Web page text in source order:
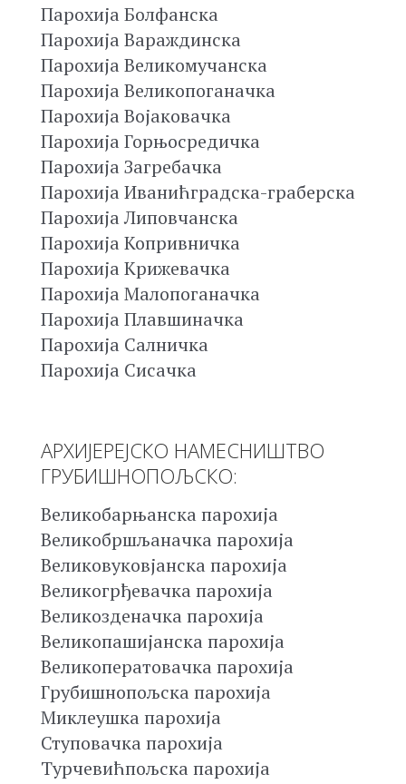
Парохија Болфанска
Парохија Вараждинска
Парохија Великомучанска
Парохија Великопоганачка
Парохија Војаковачка
Парохија Горњосредичка
Парохија Загребачка
Парохија Иванићградска-граберска
Парохија Липовчанска
Парохија Копривничка
Парохија Крижевачка
Парохија Малопоганачка
Парохија Плавшиначка
Парохија Салничка
Парохија Сисачка
АРХИЈЕРЕЈСКО НАМЕСНИШТВО
ГРУБИШНОПОЉСКО:
Великобарњанска парохија
Великобршљаначка парохија
Великовуковјанска парохија
Великогрђевачка парохија
Великозденачка парохија
Великопашијанска парохија
Великоператовачка парохија
Грубишнопољска парохија
Миклеушка парохија
Ступовачка парохија
Турчевићпољска парохија